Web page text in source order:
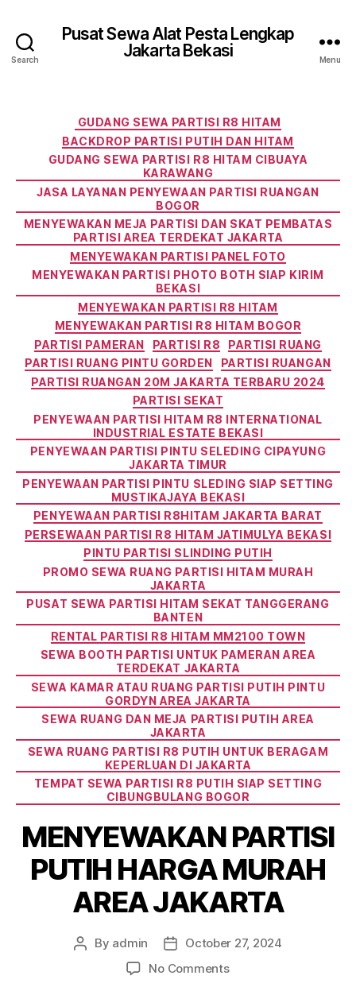
Search
Pusat Sewa Alat Pesta Lengkap
Jakarta Bekasi
Menu
Categories
GUDANG SEWA PARTISI R8 HITAM
BACKDROP PARTISI PUTIH DAN HITAM
GUDANG SEWA PARTISI R8 HITAM CIBUAYA
KARAWANG
JASA LAYANAN PENYEWAAN PARTISI RUANGAN
BOGOR
MENYEWAKAN MEJA PARTISI DAN SKAT PEMBATAS
PARTISI AREA TERDEKAT JAKARTA
MENYEWAKAN PARTISI PANEL FOTO
MENYEWAKAN PARTISI PHOTO BOTH SIAP KIRIM
BEKASI
MENYEWAKAN PARTISI R8 HITAM
MENYEWAKAN PARTISI R8 HITAM BOGOR
PARTISI PAMERAN
PARTISI R8
PARTISI RUANG
PARTISI RUANG PINTU GORDEN
PARTISI RUANGAN
PARTISI RUANGAN 20M JAKARTA TERBARU 2024
PARTISI SEKAT
PENYEWAAN PARTISI HITAM R8 INTERNATIONAL
INDUSTRIAL ESTATE BEKASI
PENYEWAAN PARTISI PINTU SELEDING CIPAYUNG
JAKARTA TIMUR
PENYEWAAN PARTISI PINTU SLEDING SIAP SETTING
MUSTIKAJAYA BEKASI
PENYEWAAN PARTISI R8HITAM JAKARTA BARAT
PERSEWAAN PARTISI R8 HITAM JATIMULYA BEKASI
PINTU PARTISI SLINDING PUTIH
PROMO SEWA RUANG PARTISI HITAM MURAH
JAKARTA
PUSAT SEWA PARTISI HITAM SEKAT TANGGERANG
BANTEN
RENTAL PARTISI R8 HITAM MM2100 TOWN
SEWA BOOTH PARTISI UNTUK PAMERAN AREA
TERDEKAT JAKARTA
SEWA KAMAR ATAU RUANG PARTISI PUTIH PINTU
GORDYN AREA JAKARTA
SEWA RUANG DAN MEJA PARTISI PUTIH AREA
JAKARTA
SEWA RUANG PARTISI R8 PUTIH UNTUK BERAGAM
KEPERLUAN DI JAKARTA
TEMPAT SEWA PARTISI R8 PUTIH SIAP SETTING
CIBUNGBULANG BOGOR
MENYEWAKAN PARTISI
PUTIH HARGA MURAH
AREA JAKARTA
Post
By admin
Post
date
October 27, 2024
No Commentson